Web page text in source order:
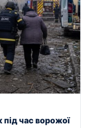
під час ворожої